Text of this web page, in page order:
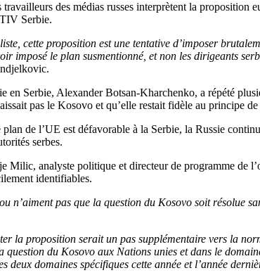
des médias russes interprètent la
Serbie.
cette proposition est une tentative d’imposer
imposé le plan susmentionné, et non les dirigeants
en Serbie, Alexander Botsan-Kharchenko, a répété
pas le Kosovo et qu’elle restait fidèle au principe
de l’UE est défavorable à la Serbie, la Russie
serbes.
Milic, analyste politique et directeur de programme de
identifiables.
n’aiment pas que la question du Kosovo soit résolue
la proposition serait un pas supplémentaire vers la
question du Kosovo aux Nations unies et dans le
deux domaines spécifiques cette année et l’année